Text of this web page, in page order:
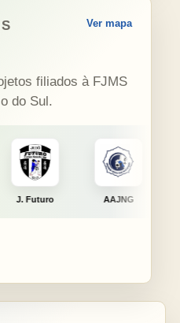
Ver mapa
filiados à FJMS
do Sul.
AAJNG TSURU